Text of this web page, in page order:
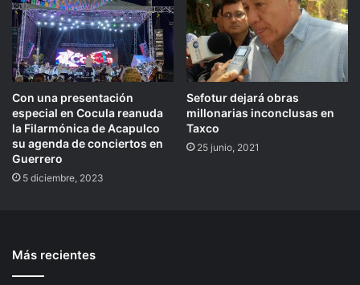
Con una presentación
especial en Cocula reanuda
la Filarmónica de Acapulco
su agenda de conciertos en
Guerrero
5 diciembre, 2023
Sefotur dejará obras
millonarias inconclusas en
Taxco
25 junio, 2021
Más recientes